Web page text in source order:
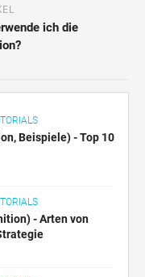
ich die
Beispiele) - Top 10
- Arten von